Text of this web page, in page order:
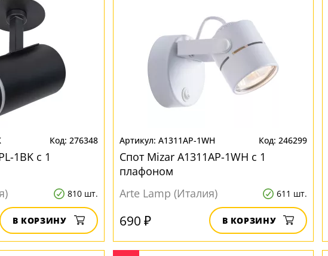
276348
1BK с 1
810 шт.
В КОРЗИНУ
A1311AP-1WH 246299
Спот Mizar A1311AP-1WH с 1
плафоном
Arte Lamp (Италия)
611 шт.
690 ₽ В КОРЗИНУ